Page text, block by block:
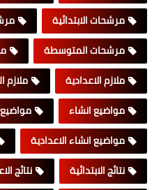
مرشحات الابتدائية
مرشحات المتوسطة
ملازم الاعدادية
مواضيع انشاء
مواضيع
مواضيع انشاء الاعدادية
نتائج الابتدائية
نتائج